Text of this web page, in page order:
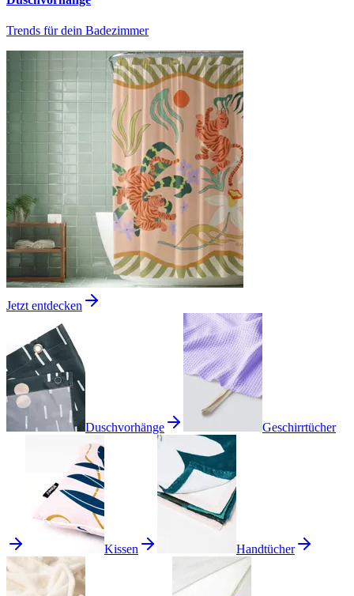
Trends für dein Badezimmer
Jetzt entdecken
Duschvorhänge Geschirrtücher
Kissen Handtücher